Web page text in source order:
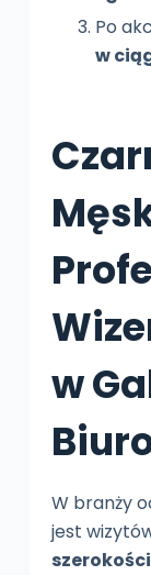
Po
w
w
W branży
jest